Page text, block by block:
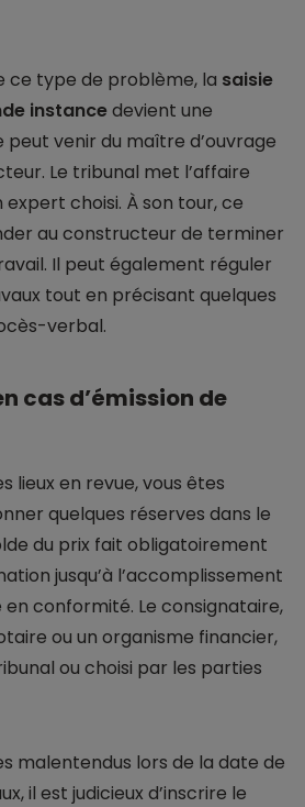
ce type de problème, la saisie
instancedevient une
peut venir du maître d’ouvrage
Le tribunal met l’affaire
expert choisi. À son tour, ce
au constructeur de terminer
Il peut également réguler
tout en précisant quelques
verbal.
cas d’émission de
lieux en revue, vous êtes
quelques réserves dans le
du prix fait obligatoirement
jusqu’à l’accomplissement
conformité. Le consignataire,
ou un organisme financier,
ou choisi par les parties
malentendus lors de la date de
il est judicieux d’inscrire le